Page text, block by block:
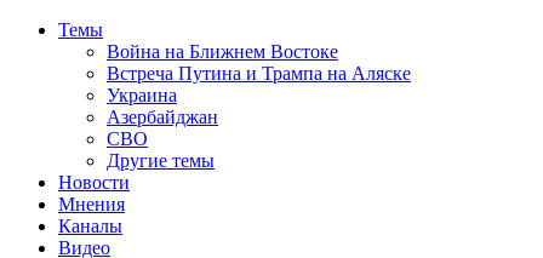
Темы
Война на Ближнем Востоке
Встреча Путина и Трампа на Аляске
Украина
Азербайджан
СВО
Другие темы
Новости
Мнения
Каналы
Видео